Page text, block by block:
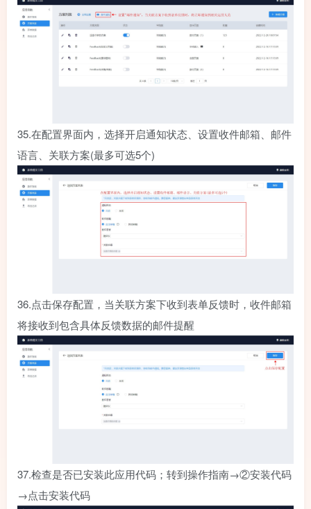
35.在配置界面内，选择开启通知状态、设置收件邮箱、邮件
语言、关联方案(最多可选5个)
36.点击保存配置，当关联方案下收到表单反馈时，收件邮箱
将接收到包含具体反馈数据的邮件提醒
37.检查是否已安装此应用代码；转到操作指南→②安装代码
→点击安装代码